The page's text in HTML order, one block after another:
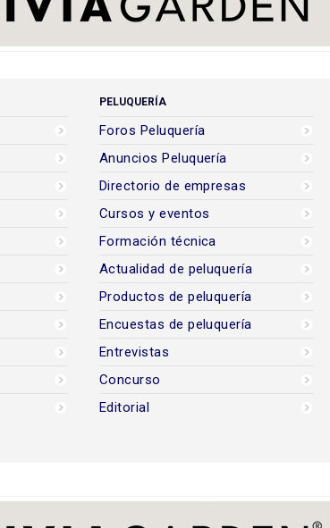
PELUQUERÍA
Foros Peluquería
Anuncios Peluquería
Directorio de empresas
Cursos y eventos
Formación técnica
Actualidad de peluquería
Productos de peluquería
Encuestas de peluquería
Entrevistas
Concurso
Editorial